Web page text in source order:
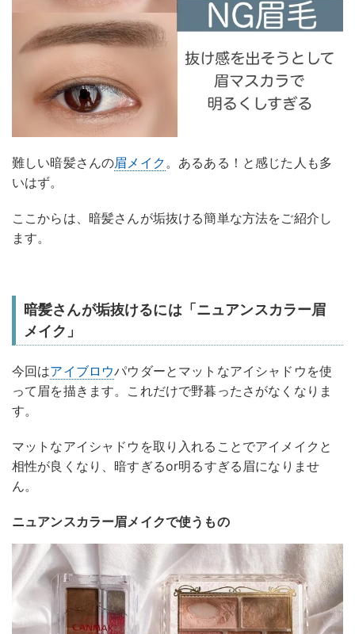
難しい暗髪さんの眉メイク 。あるある！と感じた人も多
いはず。
ここからは、暗髪さんが垢抜ける簡単な方法をご紹介し
ます。
暗髪さんが垢抜けるには「ニュアンスカラー眉
メイク」
今回はアイブロウパウダーとマットなアイシャドウを使
って眉を描きます。これだけで野暮ったさがなくなりま
す。
マットなアイシャドウを取り入れることでアイメイクと
相性が良くなり、暗すぎるor明るすぎる眉になりませ
ん。
ニュアンスカラー眉メイクで使うもの